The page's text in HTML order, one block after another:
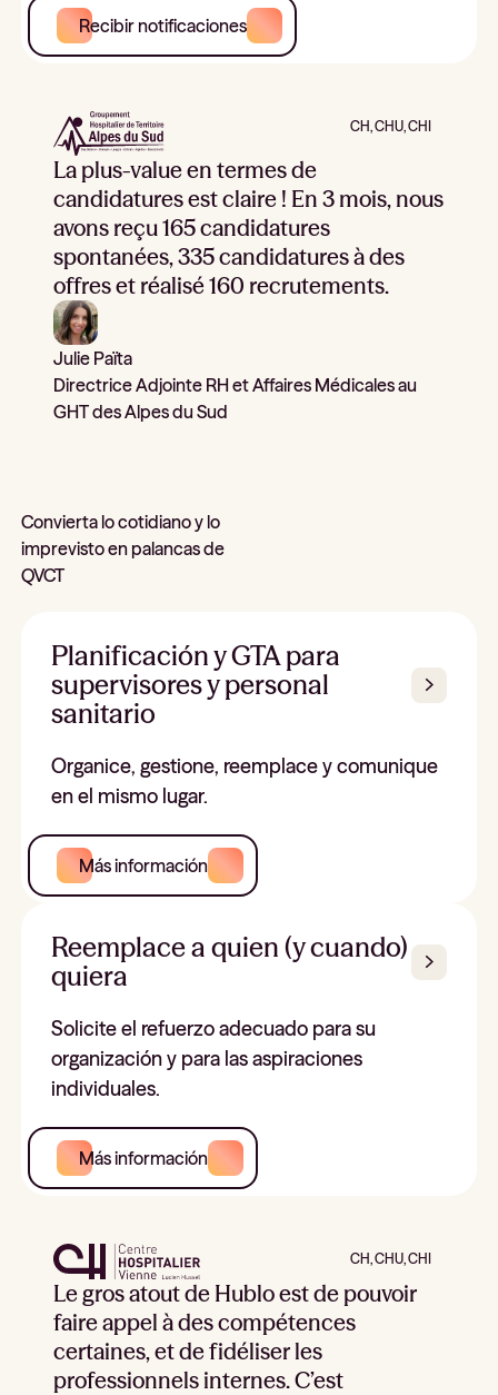
Recibir notificaciones
CH, CHU, CHI
La plus-value en termes de
candidatures est claire ! En 3 mois, nous
avons reçu 165 candidatures
spontanées, 335 candidatures à des
offres et réalisé 160 recrutements.
Julie Païta
Directrice Adjointe RH et Affaires Médicales au
GHT des Alpes du Sud
Convierta lo cotidiano y lo
imprevisto en palancas de
QVCT
Planificación y GTA para
supervisores y personal
sanitario
Organice, gestione, reemplace y comunique
en el mismo lugar.
Más información
Reemplace a quien (y cuando)
quiera
Solicite el refuerzo adecuado para su
organización y para las aspiraciones
individuales.
Más información
CH, CHU, CHI
Le gros atout de Hublo est de pouvoir
faire appel à des compétences
certaines, et de fidéliser les
professionnels internes. C’est